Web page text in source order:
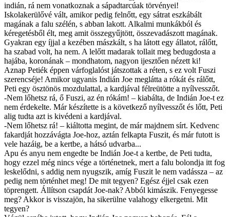
indián, rá nem vonatkoznak a sápadtarcúak törvényei!
Iskolakerülővé vált, amikor pedig felnőtt, egy sátrat eszkábált
magának a falu szélén, s abban lakott. Alkalmi munkákból és
kéregetésből élt, meg amit összegyűjtött, összevadászott magának.
Gyakran egy íjjal a kezében mászkált, s ha látott egy állatot, rálőtt,
ha szabad volt, ha nem. A lelőtt madarak tollait meg bedugdosta a
hajába, koronának – mondhatom, nagyon ijesztően nézett ki!
Aznap Petiék éppen várfoglalóst játszottak a réten, s ez volt Fuszi
szerencséje! Amikor ugyanis Indián Joe meglátta a rókát és rálőtt,
Peti egy ösztönös mozdulattal, a kardjával félreütötte a nyílvesszőt.
-Nem lőhetsz rá, ő Fuszi, az én rókám! – kiabálta, de Indián Joe-t ez
nem érdekelte. Már készítette is a következő nyílvesszőt és lőtt, Peti
alig tudta azt is kivédeni a kardjával.
-Nem lőhetsz rá! – kiáltotta megint, de már majdnem sírt. Kedvenc
fakardját hozzávágta Joe-hoz, aztán felkapta Fuszit, és már futott is
vele hazáig, be a kertbe, a hátsó udvarba...
Apu és anyu nem engedte be Indián Joe-t a kertbe, de Peti tudta,
hogy ezzel még nincs vége a történetnek, mert a falu bolondja itt fog
leskelődni, s addig nem nyugszik, amíg Fuszit le nem vadássza – az
pedig nem történhet meg! De mit tegyen? Egész éjjel csak ezen
töprengett. Állítson csapdát Joe-nak? Abból kimászik. Fenyegesse
meg? Akkor is visszajön, ha sikerülne valahogy elkergetni. Mit
tegyen?